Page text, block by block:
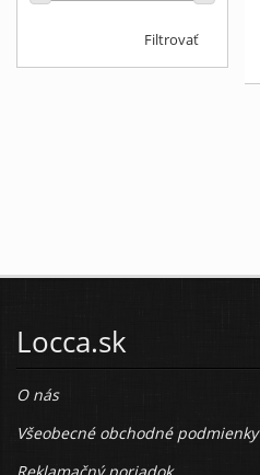
Filtrovať
Locca.sk
O nás
Všeobecné obchodné podmienky